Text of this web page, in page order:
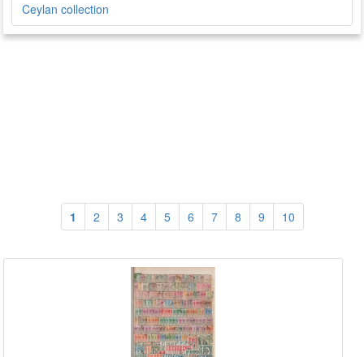
Ceylan collection
1 2 3 4 5 6 7 8 9 10